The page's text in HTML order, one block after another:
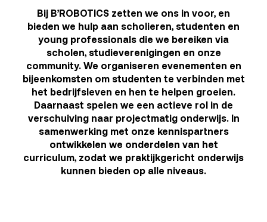
Bij B’ROBOTICS zetten we ons in voor, en
bieden we hulp aan scholieren, studenten en
young professionals die we bereiken via
scholen, studieverenigingen en onze
community. We organiseren evenementen en
bijeenkomsten om studenten te verbinden met
het bedrijfsleven en hen te helpen groeien.
Daarnaast spelen we een actieve rol in de
verschuiving naar projectmatig onderwijs. In
samenwerking met onze kennispartners
ontwikkelen we onderdelen van het
curriculum, zodat we praktijkgericht onderwijs
kunnen bieden op alle niveaus.